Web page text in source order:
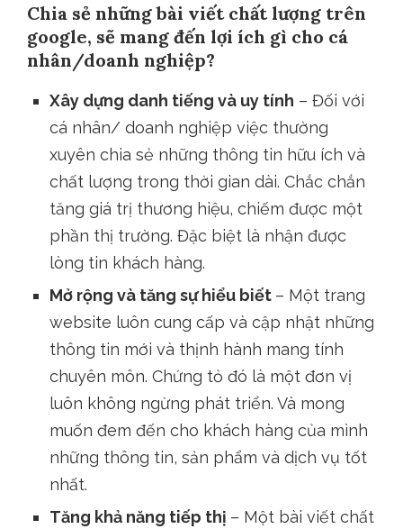
Chia sẻ những bài viết chất lượng trên
google, sẽ mang đến lợi ích gì cho cá
nhân/doanh nghiệp?
Xây dựng danh tiếng và uy tính – Đối với
cá nhân/ doanh nghiệp việc thường
xuyên chia sẻ những thông tin hữu ích và
chất lượng trong thời gian dài. Chắc chắn
tăng giá trị thương hiệu, chiếm được một
phần thị trường. Đặc biệt là nhận được
lòng tin khách hàng.
Mở rộng và tăng sự hiểu biết – Một trang
website luôn cung cấp và cập nhật những
thông tin mới và thịnh hành mang tính
chuyên môn. Chứng tỏ đó là một đơn vị
luôn không ngừng phát triển. Và mong
muốn đem đến cho khách hàng của mình
những thông tin, sản phẩm và dịch vụ tốt
nhất.
Tăng khả năng tiếp thị – Một bài viết chất